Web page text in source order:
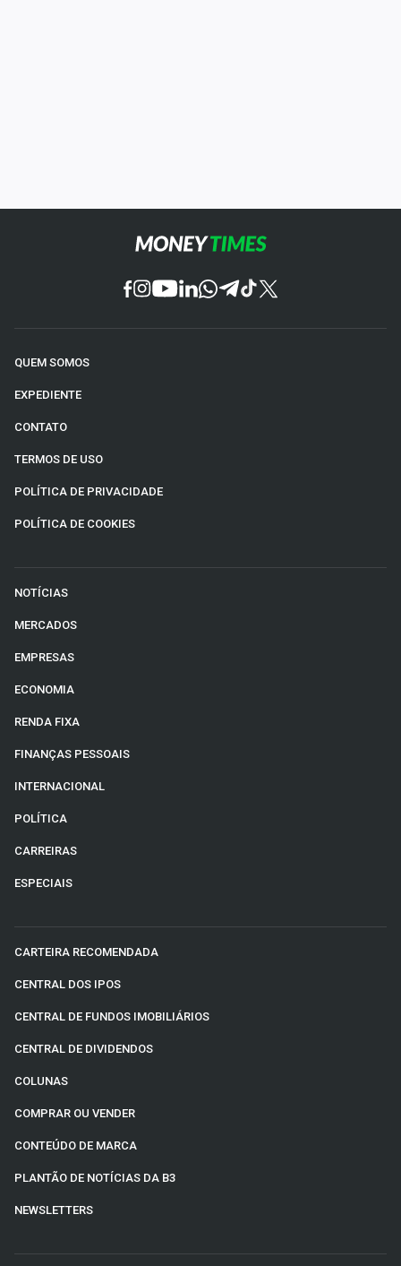
QUEM SOMOS
EXPEDIENTE
CONTATO
TERMOS DE USO
POLÍTICA DE PRIVACIDADE
POLÍTICA DE COOKIES
NOTÍCIAS
MERCADOS
EMPRESAS
ECONOMIA
RENDA FIXA
FINANÇAS PESSOAIS
INTERNACIONAL
POLÍTICA
CARREIRAS
ESPECIAIS
CARTEIRA RECOMENDADA
CENTRAL DOS IPOS
CENTRAL DE FUNDOS IMOBILIÁRIOS
CENTRAL DE DIVIDENDOS
COLUNAS
COMPRAR OU VENDER
CONTEÚDO DE MARCA
PLANTÃO DE NOTÍCIAS DA B3
NEWSLETTERS